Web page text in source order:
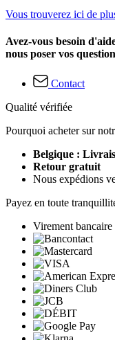
Vous trouverez ici de
Avez-vous besoin
nous poser vos
Contact
Qualité vérifiée
Pourquoi acheter sur
Belgique :
Retour gratuit
Nous expédions
Payez en toute
Virement bancaire